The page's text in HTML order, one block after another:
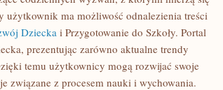
ma możliwość odnalezienia treści
Dziecka i Przygotowanie do Szkoły. Portal
prezentując zarówno aktualne trendy
temu użytkownicy mogą rozwijać swoje
związane z procesem nauki i wychowania.